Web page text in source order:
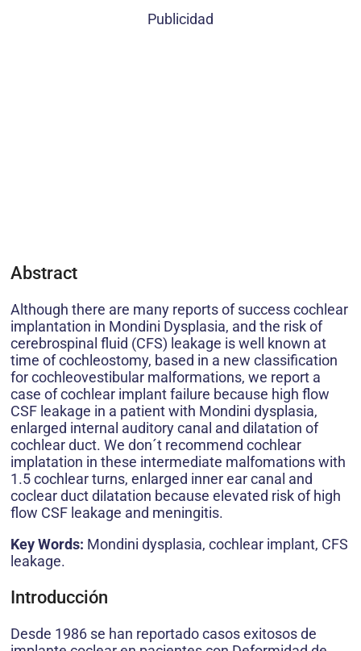
Publicidad
Abstract
Although there are many reports of success cochlear
implantation in Mondini Dysplasia, and the risk of
cerebrospinal fluid (CFS) leakage is well known at
time of cochleostomy, based in a new classification
for cochleovestibular malformations, we report a
case of cochlear implant failure because high flow
CSF leakage in a patient with Mondini dysplasia,
enlarged internal auditory canal and dilatation of
cochlear duct. We don´t recommend cochlear
implatation in these intermediate malfomations with
1.5 cochlear turns, enlarged inner ear canal and
coclear duct dilatation because elevated risk of high
flow CSF leakage and meningitis.
Key Words: Mondini dysplasia, cochlear implant, CFS
leakage.
Introducción
Desde 1986 se han reportado casos exitosos de